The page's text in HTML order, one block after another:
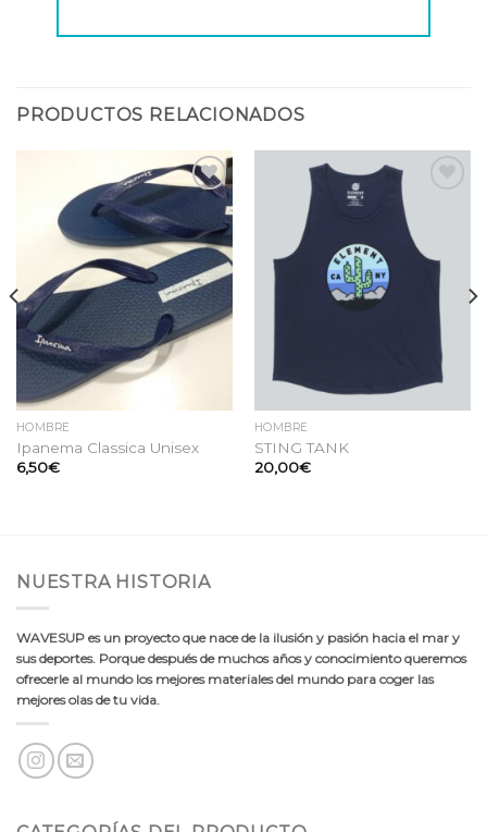
PRODUCTOS RELACIONADOS
lista
de
deseos
HOMBRE
Ipanema Classica Unisex
6,50€
deseos
HOMBRE
STING TANK
20,00€
NUESTRA HISTORIA
WAVESUP es un proyecto que nace de la ilusión y pasión hacia el mar y
sus deportes. Porque después de muchos años y conocimiento queremos
ofrecerle al mundo los mejores materiales del mundo para coger las
mejores olas de tu vida.